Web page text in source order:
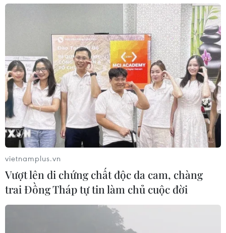
vietnamplus.vn
Vượt lên di chứng chất độc da cam, chàng
trai Đồng Tháp tự tin làm chủ cuộc đời